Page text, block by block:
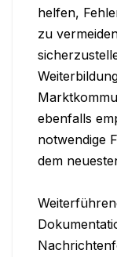
helfen,
zu
ebenfalls
notwendige
dem